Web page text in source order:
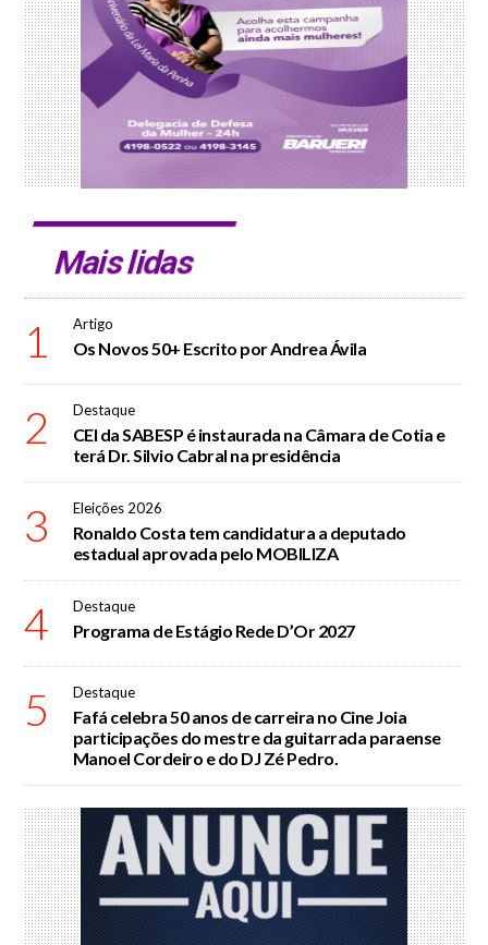
Mais lidas
1 Artigo
Os Novos 50+ Escrito por Andrea Ávila
2 Destaque
CEI da SABESP é instaurada na Câmara de Cotia e
terá Dr. Silvio Cabral na presidência
3 Eleições 2026
Ronaldo Costa tem candidatura a deputado
estadual aprovada pelo MOBILIZA
4 Destaque
Programa de Estágio Rede D’Or 2027
5 Destaque
Fafá celebra 50 anos de carreira no Cine Joia
participações do mestre da guitarrada paraense
Manoel Cordeiro e do DJ Zé Pedro.